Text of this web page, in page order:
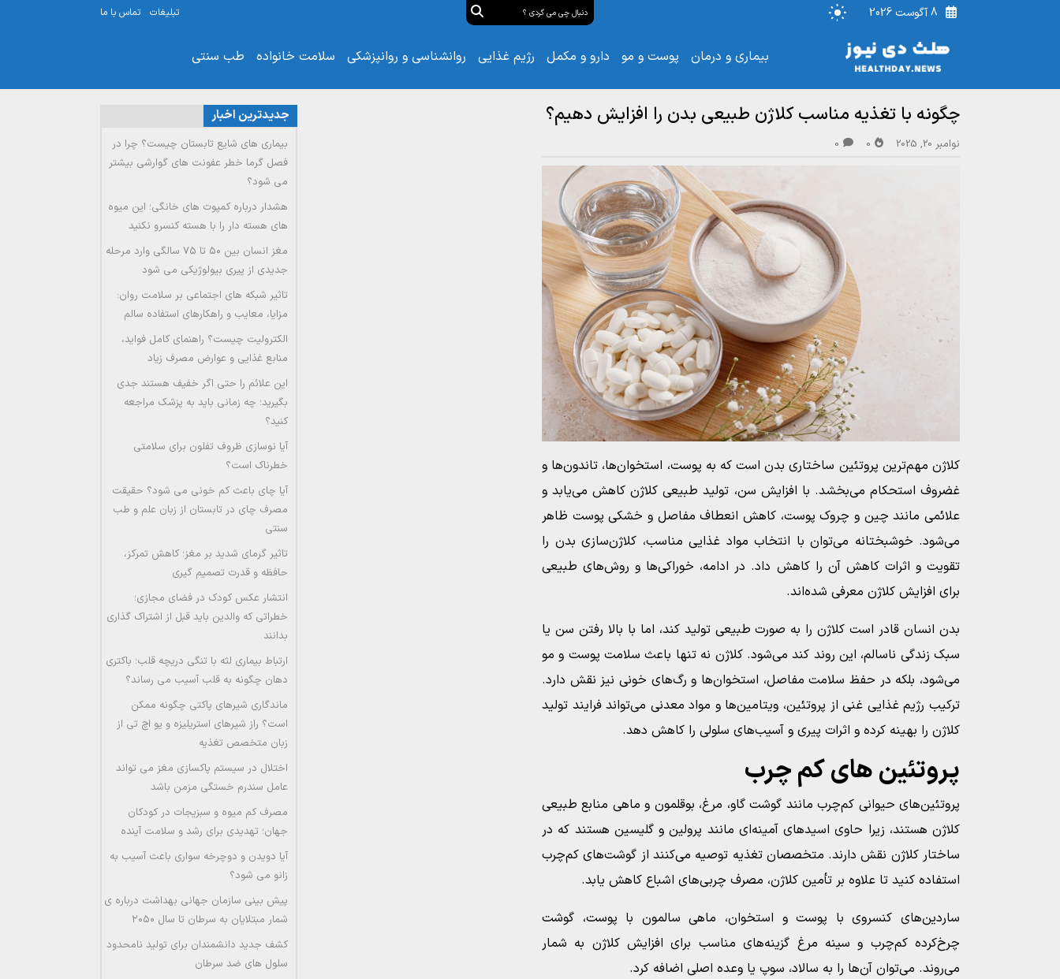
8 آگوست 2026 تبلیغات تماس با ما
بیماری و درمان پوست و مو دارو و مکمل رژیم غذایی روانشناسی و روانپزشکی سلامت خانواده طب سنتی
چگونه با تغذیه مناسب کلاژن طبیعی بدن را افزایش دهیم؟
نوامبر 20, 2025 0
0
کلاژن مهم‌ترین پروتئین ساختاری بدن است که به پوست، استخوان‌ها، تاندون‌ها و
غضروف استحکام می‌بخشد. با افزایش سن، تولید طبیعی کلاژن کاهش می‌یابد و
علائمی مانند چین و چروک پوست، کاهش انعطاف مفاصل و خشکی پوست ظاهر
می‌شود. خوشبختانه می‌توان با انتخاب مواد غذایی مناسب، کلاژن‌سازی بدن را
تقویت و اثرات کاهش آن را کاهش داد. در ادامه، خوراکی‌ها و روش‌های طبیعی
برای افزایش کلاژن معرفی شده‌اند.
بدن انسان قادر است کلاژن را به صورت طبیعی تولید کند، اما با بالا رفتن سن یا
سبک زندگی ناسالم، این روند کند می‌شود. کلاژن نه تنها باعث سلامت پوست و مو
می‌شود، بلکه در حفظ سلامت مفاصل، استخوان‌ها و رگ‌های خونی نیز نقش دارد.
ترکیب رژیم غذایی غنی از پروتئین، ویتامین‌ها و مواد معدنی می‌تواند فرایند تولید
کلاژن را بهینه کرده و اثرات پیری و آسیب‌های سلولی را کاهش دهد.
پروتئین‌ های کم‌ چرب
پروتئین‌های حیوانی کم‌چرب مانند گوشت گاو، مرغ، بوقلمون و ماهی منابع طبیعی
کلاژن هستند، زیرا حاوی اسیدهای آمینه‌ای مانند پرولین و گلیسین هستند که در
ساختار کلاژن نقش دارند. متخصصان تغذیه توصیه می‌کنند از گوشت‌های کم‌چرب
استفاده کنید تا علاوه بر تأمین کلاژن، مصرف چربی‌های اشباع کاهش یابد.
ساردین‌های کنسروی با پوست و استخوان، ماهی سالمون با پوست، گوشت
چرخ‌کرده کم‌چرب و سینه مرغ گزینه‌های مناسب برای افزایش کلاژن به شمار
می‌روند. می‌توان آن‌ها را به سالاد، سوپ یا وعده اصلی اضافه کرد.
جدیدترین اخبار
بیماری های شایع تابستان چیست؟ چرا در
فصل گرما خطر عفونت های گوارشی بیشتر
می شود؟
هشدار درباره کمپوت های خانگی؛ این میوه
های هسته دار را با هسته کنسرو نکنید
مغز انسان بین ۵۰ تا ۷۵ سالگی وارد مرحله
جدیدی از پیری بیولوژیکی می شود
تاثیر شبکه های اجتماعی بر سلامت روان:
مزایا، معایب و راهکارهای استفاده سالم
الکترولیت چیست؟ راهنمای کامل فواید،
منابع غذایی و عوارض مصرف زیاد
این علائم را حتی اگر خفیف هستند جدی
بگیرید؛ چه زمانی باید به پزشک مراجعه
کنید؟
آیا نوسازی ظروف تفلون برای سلامتی
خطرناک است؟
آیا چای باعث کم خونی می شود؟ حقیقت
مصرف چای در تابستان از زبان علم و طب
سنتی
تاثیر گرمای شدید بر مغز؛ کاهش تمرکز،
حافظه و قدرت تصمیم گیری
انتشار عکس کودک در فضای مجازی؛
خطراتی که والدین باید قبل از اشتراک گذاری
بدانند
ارتباط بیماری لثه با تنگی دریچه قلب؛ باکتری
دهان چگونه به قلب آسیب می رساند؟
ماندگاری شیرهای پاکتی چگونه ممکن
است؟ راز شیرهای استریلیزه و یو اچ تی از
زبان متخصص تغذیه
اختلال در سیستم پاکسازی مغز می تواند
عامل سندرم خستگی مزمن باشد
مصرف کم میوه و سبزیجات در کودکان
جهان؛ تهدیدی برای رشد و سلامت آینده
آیا دویدن و دوچرخه سواری باعث آسیب به
زانو می شود؟
پیش بینی سازمان جهانی بهداشت درباره ی
شمار مبتلایان به سرطان تا سال ۲۰۵۰
کشف جدید دانشمندان برای تولید نامحدود
سلول های ضد سرطان